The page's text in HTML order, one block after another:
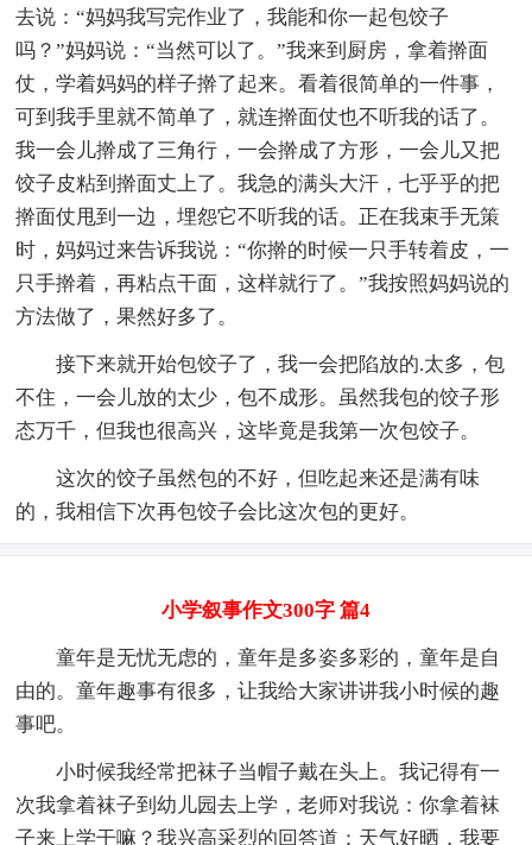
去说：“妈妈我写完作业了，我能和你一起包饺子
吗？”妈妈说：“当然可以了。”我来到厨房，拿着擀面
仗，学着妈妈的样子擀了起来。看着很简单的一件事，
可到我手里就不简单了，就连擀面仗也不听我的话了。
我一会儿擀成了三角行，一会擀成了方形，一会儿又把
饺子皮粘到擀面丈上了。我急的满头大汗，七乎乎的把
擀面仗甩到一边，埋怨它不听我的话。正在我束手无策
时，妈妈过来告诉我说：“你擀的时候一只手转着皮，一
只手擀着，再粘点干面，这样就行了。”我按照妈妈说的
方法做了，果然好多了。
接下来就开始包饺子了，我一会把陷放的.太多，包
不住，一会儿放的太少，包不成形。虽然我包的饺子形
态万千，但我也很高兴，这毕竟是我第一次包饺子。
这次的饺子虽然包的不好，但吃起来还是满有味
的，我相信下次再包饺子会比这次包的更好。
小学叙事作文300字 篇4
童年是无忧无虑的，童年是多姿多彩的，童年是自
由的。童年趣事有很多，让我给大家讲讲我小时候的趣
事吧。
小时候我经常把袜子当帽子戴在头上。我记得有一
次我拿着袜子到幼儿园去上学，老师对我说：你拿着袜
子来上学干嘛？我兴高采烈的回答道：天气好晒，我要